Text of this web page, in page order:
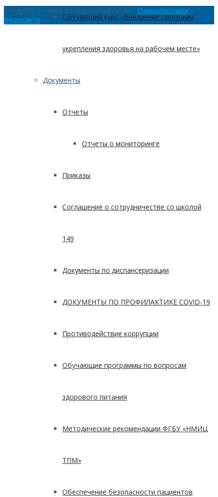
Обучающий курс «Внедрение программ
укрепления здоровья на рабочем месте»
Документы
Отчеты
Отчеты о мониторинге
Приказы
Соглашение о сотрудничестве со школой
149
Документы по диспансеризации
ДОКУМЕНТЫ ПО ПРОФИЛАКТИКЕ COVID-19
Противодействие коррупции
Обучающие программы по вопросам
здорового питания
Методические рекомендации ФГБУ «НМИЦ
ТПМ»
Обеспечение безопасности пациентов
Следуйте за нами в социальных сетях: Одноклассники и
ВКонтакте